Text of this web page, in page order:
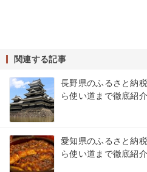
関連する記事
長野県のふるさと納
ら使い道まで徹底紹介
愛知県のふるさと納
ら使い道まで徹底紹介